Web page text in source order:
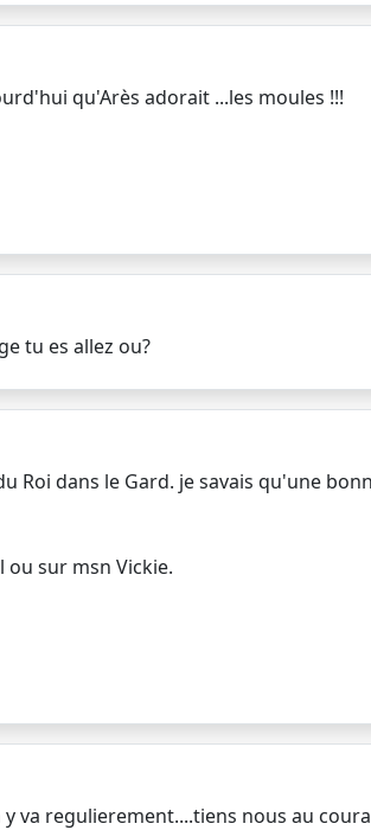
qu'Arès adorait ...les moules !!!
tu es allez ou?
Roi dans le Gard. je savais qu'une
sur msn Vickie.
va regulierement....tiens nous au